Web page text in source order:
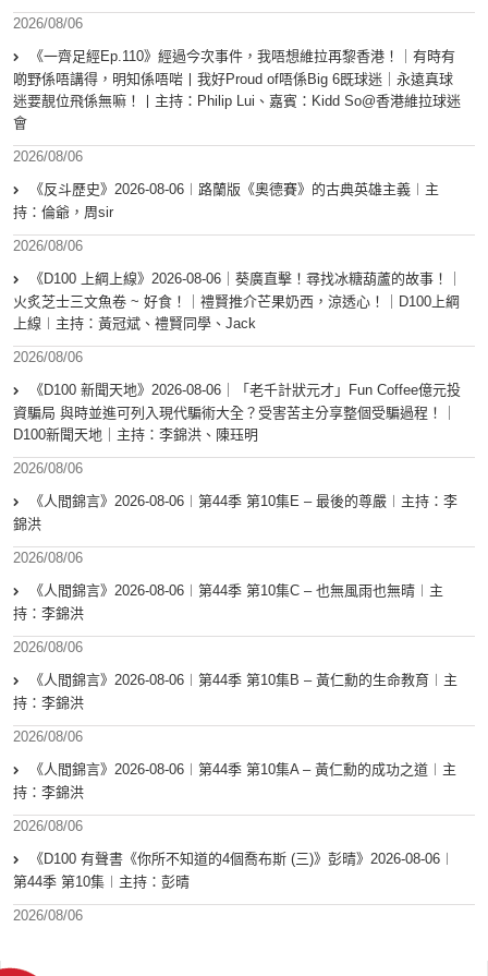
2026/08/06
《一齊足經Ep.110》經過今次事件，我唔想維拉再黎香港！｜有時有
啲野係唔講得，明知係唔啱丨我好Proud of唔係Big 6既球迷｜永遠真球
迷要靚位飛係無嘛！丨主持：Philip Lui、嘉賓：Kidd So@香港維拉球迷
會
2026/08/06
《反斗歷史》2026-08-06︱路蘭版《奧德賽》的古典英雄主義︱主
持：倫爺，周sir
2026/08/06
《D100 上綱上線》2026-08-06｜葵廣直擊！尋找冰糖葫蘆的故事！｜
火炙芝士三文魚卷 ~ 好食！｜禮賢推介芒果奶西，涼透心！｜D100上綱
上線︱主持：黃冠斌、禮賢同學、Jack
2026/08/06
《D100 新聞天地》2026-08-06｜「老千計狀元才」Fun Coffee億元投
資騙局 與時並進可列入現代騙術大全？受害苦主分享整個受騙過程！｜
D100新聞天地｜主持：李錦洪、陳珏明
2026/08/06
《人間錦言》2026-08-06︱第44季 第10集E – 最後的尊嚴︱主持：李
錦洪
2026/08/06
《人間錦言》2026-08-06︱第44季 第10集C – 也無風雨也無晴︱主
持：李錦洪
2026/08/06
《人間錦言》2026-08-06︱第44季 第10集B – 黃仁勳的生命教育︱主
持：李錦洪
2026/08/06
《人間錦言》2026-08-06︱第44季 第10集A – 黃仁勳的成功之道︱主
持：李錦洪
2026/08/06
《D100 有聲書《你所不知道的4個喬布斯 (三)》彭晴》2026-08-06︱
第44季 第10集︱主持：彭晴
2026/08/06